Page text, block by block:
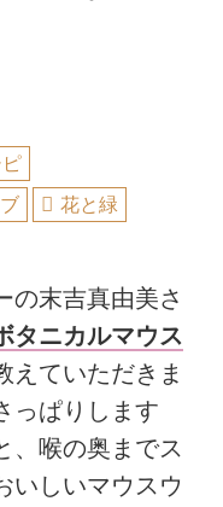
花と緑
の末吉真由美さ
タニカルマウス
えていただきま
っぱりします
、喉の奥までス
いしいマウスウ